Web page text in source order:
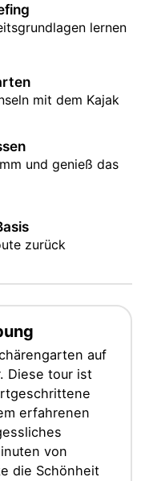
lernen
mit dem Kajak
und genieß das
zurück
auf
Diese tour ist
erfahrenen
von
die Schönheit